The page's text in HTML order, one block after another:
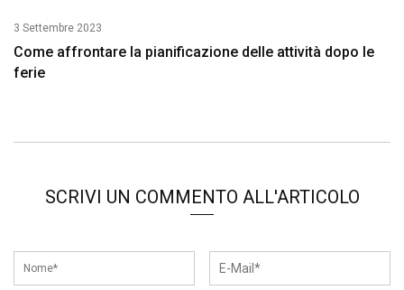
3 Settembre 2023
Come affrontare la pianificazione delle attività dopo le
ferie
SCRIVI UN COMMENTO ALL'ARTICOLO